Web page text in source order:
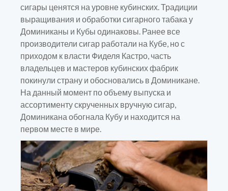
сигары ценятся на уровне кубинских. Традиции
выращивания и обработки сигарного табака у
Доминиканы и Кубы одинаковы. Ранее все
производители сигар работали на Кубе, но с
приходом к власти Фиделя Кастро, часть
владельцев и мастеров кубинских фабрик
покинули страну и обосновались в Доминикане.
На данный момент по объему выпуска и
ассортименту скрученных вручную сигар,
Доминикана обогнала Кубу и находится на
первом месте в мире.